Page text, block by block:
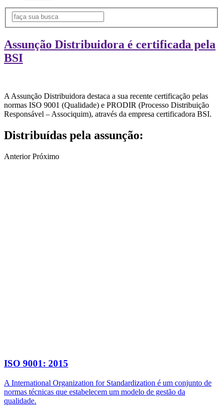
Assunção Distribuidora é certificada pela
BSI
A Assunção Distribuidora destaca a sua recente certificação pelas
normas ISO 9001 (Qualidade) e PRODIR (Processo Distribuição
Responsável – Associquim), através da empresa certificadora BSI.
Distribuídas pela assunção:
Anterior Próximo
ISO 9001: 2015
A International Organization for Standardization é um conjunto de
normas técnicas que estabelecem um modelo de gestão da
qualidade.